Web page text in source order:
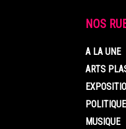
NOS
A LA UNE
ARTS
POLITIQUE
MUSIQUE